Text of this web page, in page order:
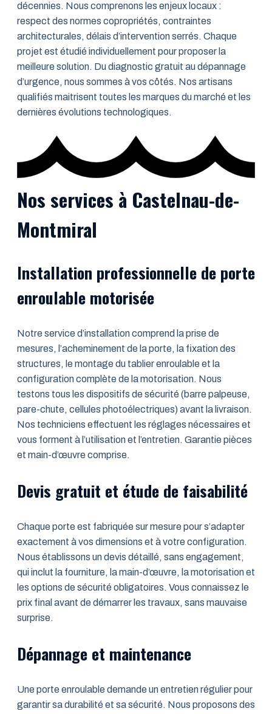
décennies. Nous comprenons les enjeux locaux :
respect des normes copropriétés, contraintes
architecturales, délais d’intervention serrés. Chaque
projet est étudié individuellement pour proposer la
meilleure solution. Du diagnostic gratuit au dépannage
d’urgence, nous sommes à vos côtés. Nos artisans
qualifiés maitrisent toutes les marques du marché et les
dernières évolutions technologiques.
Nos services à Castelnau-de-
Montmiral
Installation professionnelle de porte
enroulable motorisée
Notre service d’installation comprend la prise de
mesures, l’acheminement de la porte, la fixation des
structures, le montage du tablier enroulable et la
configuration complète de la motorisation. Nous
testons tous les dispositifs de sécurité (barre palpeuse,
pare-chute, cellules photoélectriques) avant la livraison.
Nos techniciens effectuent les réglages nécessaires et
vous forment à l’utilisation et l’entretien. Garantie pièces
et main-d’œuvre comprise.
Devis gratuit et étude de faisabilité
Chaque porte est fabriquée sur mesure pour s’adapter
exactement à vos dimensions et à votre configuration.
Nous établissons un devis détaillé, sans engagement,
qui inclut la fourniture, la main-d’œuvre, la motorisation et
les options de sécurité obligatoires. Vous connaissez le
prix final avant de démarrer les travaux, sans mauvaise
surprise.
Dépannage et maintenance
Une porte enroulable demande un entretien régulier pour
garantir sa durabilité et sa sécurité. Nous proposons des